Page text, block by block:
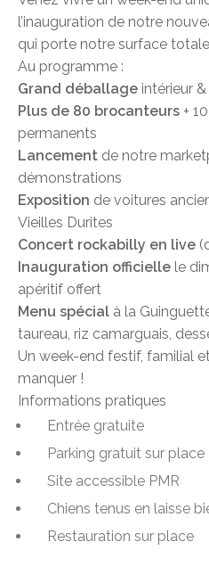
l’inauguration de notre
qui porte notre surface
Au programme :
Grand déballage intérieur
Plus de 80 brocanteurs +
permanents
Lancement de notre
démonstrations
Exposition de voitures
Vieilles Durites
Concert rockabilly en live
Inauguration officielle le
apéritif offert
Menu spécial à la
taureau, riz camarguais,
Un week-end festif, familial
manquer !
Informations pratiques
Entrée gratuite
Parking gratuit sur place
Site accessible PMR
Chiens tenus en laisse
Restauration sur place